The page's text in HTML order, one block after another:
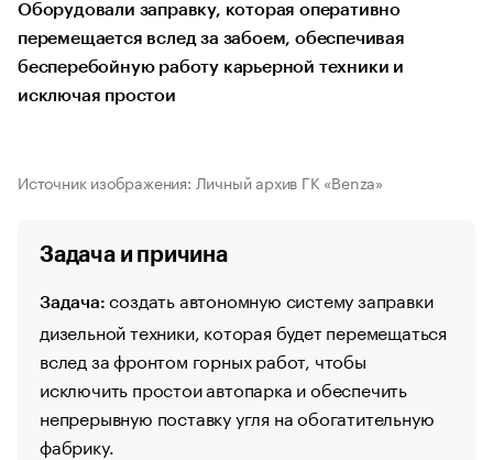
Оборудовали заправку, которая оперативно
перемещается вслед за забоем, обеспечивая
бесперебойную работу карьерной техники и
исключая простои
Источник изображения: Личный архив ГК «Benza»
Задача и причина
Задача:создать автономную систему заправки
дизельной техники, которая будет перемещаться
вслед за фронтом горных работ, чтобы
исключить простои автопарка и обеспечить
непрерывную поставку угля на обогатительную
фабрику.